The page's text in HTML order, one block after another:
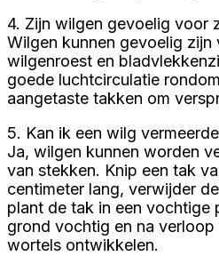
4. Zijn wilgen gevoelig voor
Wilgen kunnen gevoelig
wilgenroest en
goede luchtcirculatie
aangetaste takken om
5. Kan ik een wilg
Ja, wilgen kunnen worden
van stekken. Knip een tak
centimeter lang, verwijder
plant de tak in een vochtige
grond vochtig en na
wortels ontwikkelen.